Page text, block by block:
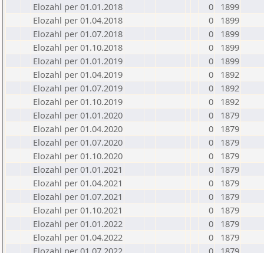
Elozahl per 01.01.2018
0
1899
Elozahl per 01.04.2018
0
1899
Elozahl per 01.07.2018
0
1899
Elozahl per 01.10.2018
0
1899
Elozahl per 01.01.2019
0
1899
Elozahl per 01.04.2019
0
1892
Elozahl per 01.07.2019
0
1892
Elozahl per 01.10.2019
0
1892
Elozahl per 01.01.2020
0
1879
Elozahl per 01.04.2020
0
1879
Elozahl per 01.07.2020
0
1879
Elozahl per 01.10.2020
0
1879
Elozahl per 01.01.2021
0
1879
Elozahl per 01.04.2021
0
1879
Elozahl per 01.07.2021
0
1879
Elozahl per 01.10.2021
0
1879
Elozahl per 01.01.2022
0
1879
Elozahl per 01.04.2022
0
1879
Elozahl per 01.07.2022
0
1879